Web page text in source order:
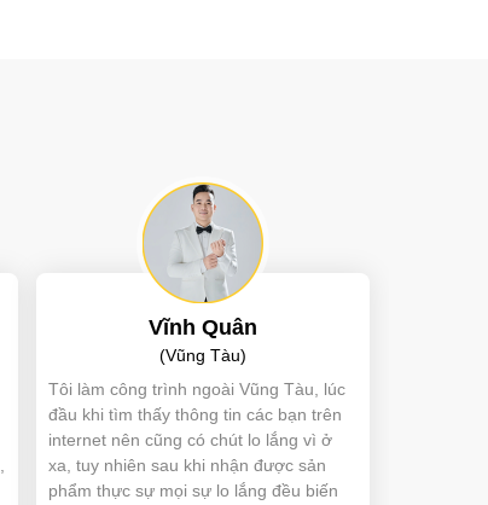
Vĩnh Quân
(Vũng Tàu)
Tôi làm công trình ngoài Vũng Tàu, lúc
đầu khi tìm thấy thông tin các bạn trên
internet nên cũng có chút lo lắng vì ở
xa, tuy nhiên sau khi nhận được sản
phẩm thực sự mọi sự lo lắng đều biến